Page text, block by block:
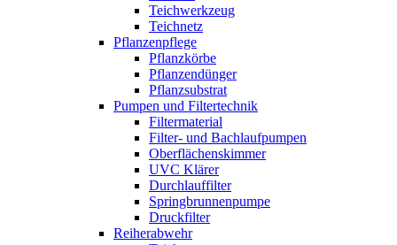
Teichwerkzeug
Teichnetz
Pflanzenpflege
Pflanzkörbe
Pflanzendünger
Pflanzsubstrat
Pumpen und Filtertechnik
Filtermaterial
Filter- und Bachlaufpumpen
Oberflächenskimmer
UVC Klärer
Durchlauffilter
Springbrunnenpumpe
Druckfilter
Reiherabwehr